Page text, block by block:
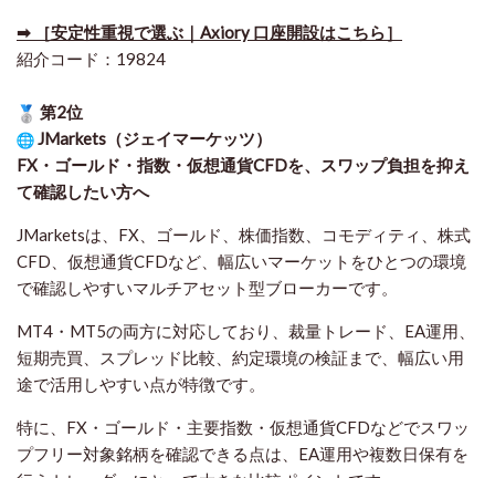
➡ ［安定性重視で選ぶ｜Axiory 口座開設はこちら］
紹介コード：19824
第2位
JMarkets（ジェイマーケッツ）
FX・ゴールド・指数・仮想通貨CFDを、スワップ負担を抑え
て確認したい方へ
JMarketsは、FX、ゴールド、株価指数、コモディティ、株式
CFD、仮想通貨CFDなど、幅広いマーケットをひとつの環境
で確認しやすいマルチアセット型ブローカーです。
MT4・MT5の両方に対応しており、裁量トレード、EA運用、
短期売買、スプレッド比較、約定環境の検証まで、幅広い用
途で活用しやすい点が特徴です。
特に、FX・ゴールド・主要指数・仮想通貨CFDなどでスワッ
プフリー対象銘柄を確認できる点は、EA運用や複数日保有を